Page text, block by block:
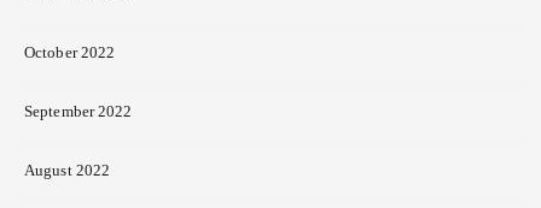
October 2022
September 2022
August 2022